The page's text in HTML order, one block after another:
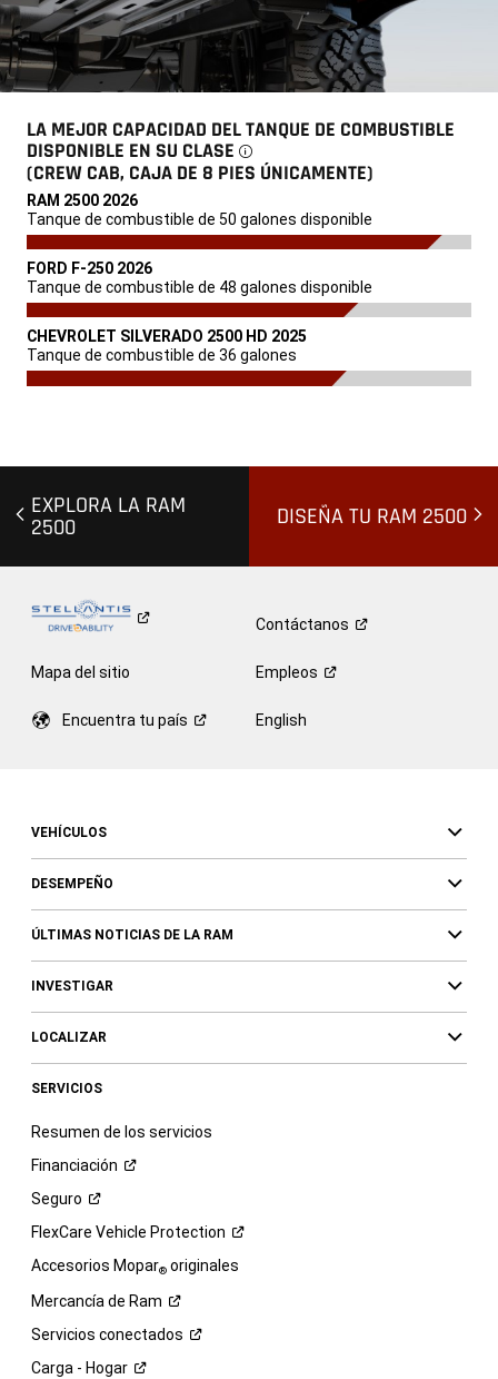
libras
disponible,
exclusivo
en
su
clase
LA MEJOR CAPACIDAD DEL TANQUE DE COMBUSTIBLE
DISPONIBLE EN SU CLASE DISCLOSURE
(CREW CAB, CAJA DE 8 PIES ÚNICAMENTE)
,
RAM 2500 2026
,Tanque de combustible de 50 galones disponible
,
,
FORD F-250 2026
,Tanque de combustible de 48 galones disponible
,
CHEVROLET SILVERADO 2500 HD 2025
,Tanque de combustible de 36 galones
,
EXPLORA LA RAM
2500 DISEÑA TU RAM 2500
Contáctanos
Mapa del sitio Empleos
Encuentra tu país English
VEHÍCULOS
DESEMPEÑO
ÚLTIMAS NOTICIAS DE LA RAM
INVESTIGAR
LOCALIZAR
SERVICIOS
Resumen de los servicios
Financiación
Seguro
FlexCare Vehicle Protection
Accesorios Mopar®originales
Mercancía de Ram
Servicios conectados
Carga - Hogar